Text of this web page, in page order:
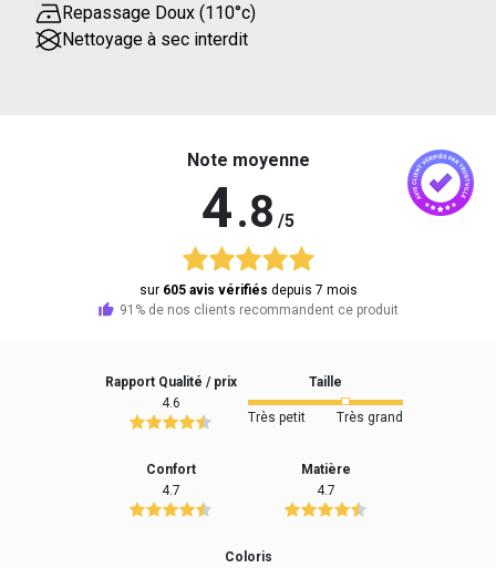
Repassage Doux (110°c)
Nettoyage à sec interdit
Note moyenne
4.8 /5
sur 605 avis vérifiés depuis 7 mois
91% de nos clients recommandent ce produit
Rapport Qualité / prix
4.6
Taille
Très petit Très grand
Confort
4.7
Matière
4.7
Coloris